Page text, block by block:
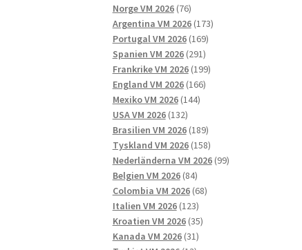
Norge VM 2026 7676
produkter
Argentina VM 2026 173173
Portugal VM 2026 169169
produkter
Spanien VM 2026 291291
produkter
Frankrike VM 2026 199199
England VM 2026 166166
Mexiko VM 2026 144144
USA VM 2026 132132
produkter
Brasilien VM 2026 189189
produkter
Tyskland VM 2026 158158
produkter
Nederländerna VM 2026 9999
Belgien VM 2026 8484
produkter
Colombia VM 2026 6868
Italien VM 2026 123123
produkter
Kroatien VM 2026 3535
Kanada VM 2026 3131